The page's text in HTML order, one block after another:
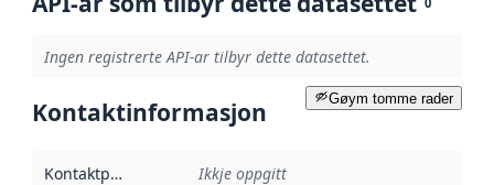
Ingen registrerte API-ar tilbyr dette datasettet.
Gøym tomme rader
Kontaktinformasjon
Kontaktpunkt Ikkje oppgitt